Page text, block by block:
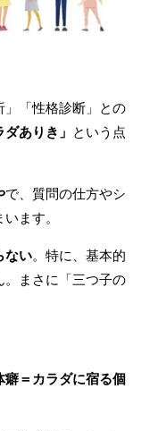
」「性格診断」との
ありき」 という点
で、質問の仕方やシ
ます。
ない。特に、基本的
。まさに「三つ子の
癖＝カラダに宿る個